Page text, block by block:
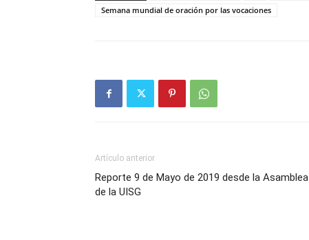
Semana mundial de oración por las vocaciones
Artículo anterior
Reporte 9 de Mayo de 2019 desde la Asamblea
de la UISG